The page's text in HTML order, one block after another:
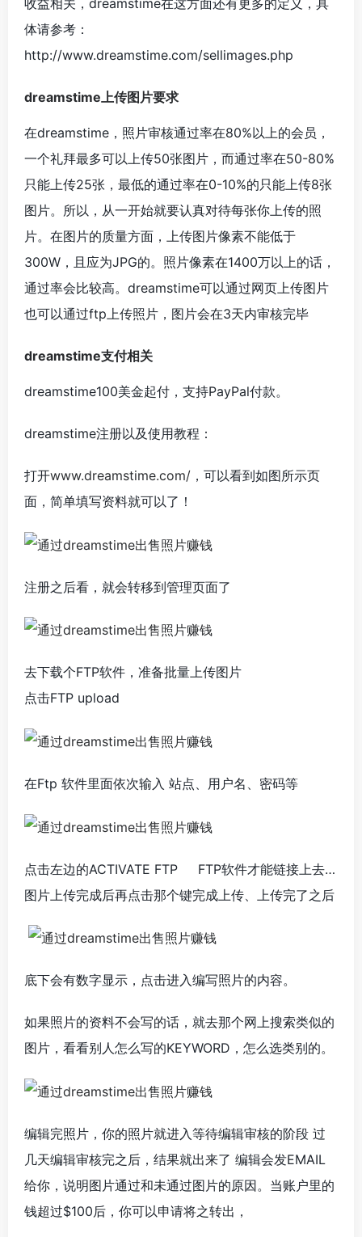
收益相关，dreamstime在这方面还有更多的定义，具
体请参考：
http://www.dreamstime.com/sellimages.php
dreamstime上传图片要求
在dreamstime，照片审核通过率在80%以上的会员，
一个礼拜最多可以上传50张图片，而通过率在50-80%
只能上传25张，最低的通过率在0-10%的只能上传8张
图片。所以，从一开始就要认真对待每张你上传的照
片。在图片的质量方面，上传图片像素不能低于
300W，且应为JPG的。照片像素在1400万以上的话，
通过率会比较高。dreamstime可以通过网页上传图片
也可以通过ftp上传照片，图片会在3天内审核完毕
dreamstime支付相关
dreamstime100美金起付，支持PayPal付款。
dreamstime注册以及使用教程：
打开www.dreamstime.com/ ，可以看到如图所示页
面，简单填写资料就可以了！
注册之后看，就会转移到管理页面了
去下载个FTP软件，准备批量上传图片
点击FTP upload
在Ftp 软件里面依次输入 站点、用户名、密码等
点击左边的ACTIVATE FTP FTP软件才能链接上去…
图片上传完成后再点击那个键完成上传、上传完了之后
底下会有数字显示，点击进入编写照片的内容。
如果照片的资料不会写的话，就去那个网上搜索类似的
图片，看看别人怎么写的KEYWORD，怎么选类别的。
编辑完照片，你的照片就进入等待编辑审核的阶段 过
几天编辑审核完之后，结果就出来了 编辑会发EMAIL
给你，说明图片通过和未通过图片的原因。当账户里的
钱超过$100后，你可以申请将之转出，